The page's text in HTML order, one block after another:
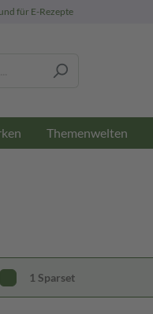
für E-Rezepte
Themenwelten
1 Sparset